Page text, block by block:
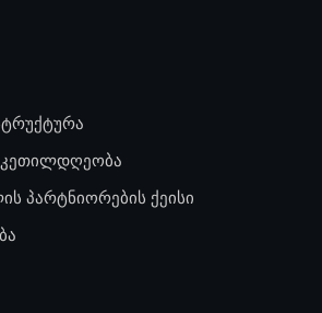
კეთილდღეობა
პარტნიორების ქეისი